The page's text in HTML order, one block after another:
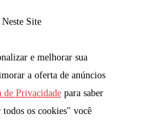
Site
e melhorar sua
a oferta de anúncios
de Privacidadepara saber
os cookies" você